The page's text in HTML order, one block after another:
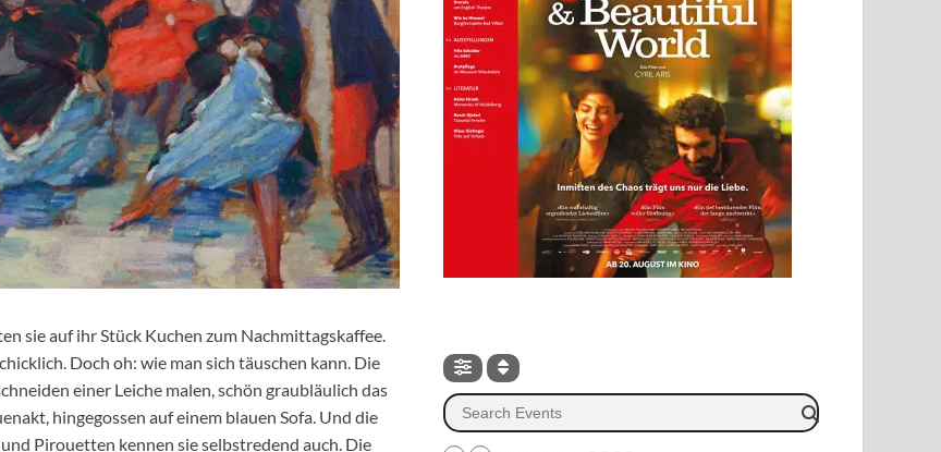
sie auf ihr Stück Kuchen zum Nachmittagskaffee.
Doch oh: wie man sich täuschen kann. Die
einer Leiche malen, schön graubläulich das
hingegossen auf einem blauen Sofa. Und die
Pirouetten kennen sie selbstredend auch. Die